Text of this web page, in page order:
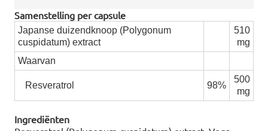
Samenstelling per capsule
Japanse duizendknoop (Polygonum
cuspidatum) extract
510
mg
Waarvan
Resveratrol 98%
500
mg
Ingrediënten